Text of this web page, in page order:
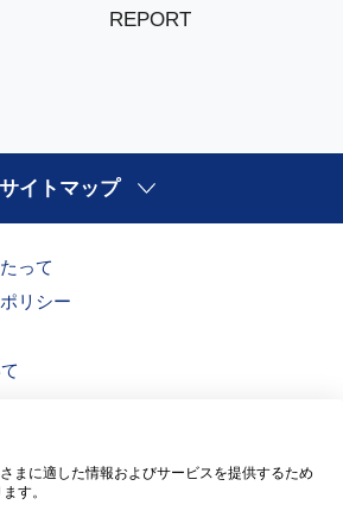
REPORT
サイトマップ
って
リシー
まに適した情報およびサービスを提供するため
す。